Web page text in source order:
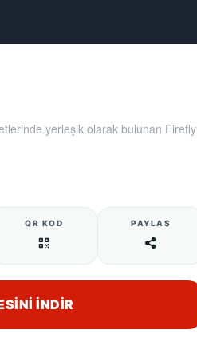
yerleşik olarak bulunan Firefly
QR KOD PAYLAŞ
İNDIR